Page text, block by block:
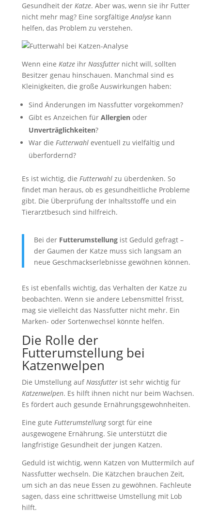
Gesundheit der Katze. Aber was, wenn sie ihr Futter
nicht mehr mag? Eine sorgfältigeAnalysekann
helfen, das Problem zu verstehen.
Wenn eine Katzeihr Nassfutternicht will, sollten
Besitzer genau hinschauen. Manchmal sind es
Kleinigkeiten, die große Auswirkungen haben:
Sind Änderungen im Nassfutter vorgekommen?
Gibt es Anzeichen für Allergienoder
Unverträglichkeiten?
War die Futterwahleventuell zu vielfältig und
überfordernd?
Es ist wichtig, die Futterwahlzu überdenken. So
findet man heraus, ob es gesundheitliche Probleme
gibt. Die Überprüfung der Inhaltsstoffe und ein
Tierarztbesuch sind hilfreich.
Bei der Futterumstellungist Geduld gefragt –
der Gaumen der Katze muss sich langsam an
neue Geschmackserlebnisse gewöhnen können.
Es ist ebenfalls wichtig, das Verhalten der Katze zu
beobachten. Wenn sie andere Lebensmittel frisst,
mag sie vielleicht das Nassfutter nicht mehr. Ein
Marken- oder Sortenwechsel könnte helfen.
Die Rolle der
Futterumstellung bei
Katzenwelpen
Die Umstellung aufNassfutterist sehr wichtig für
Katzenwelpen. Es hilft ihnen nicht nur beim Wachsen.
Es fördert auch gesunde Ernährungsgewohnheiten.
Eine gute Futterumstellungsorgt für eine
ausgewogene Ernährung. Sie unterstützt die
langfristige Gesundheit der jungen Katzen.
Geduld ist wichtig, wenn Katzen von Muttermilch auf
Nassfutter wechseln. Die Kätzchen brauchen Zeit,
um sich an das neue Essen zu gewöhnen. Fachleute
sagen, dass eine schrittweise Umstellung mit Lob
hilft.